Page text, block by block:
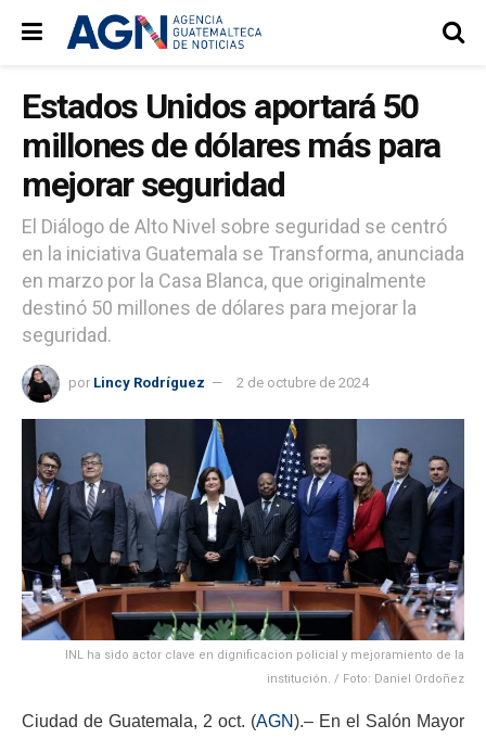
Estados Unidos aportará 50
millones de dólares más para
mejorar seguridad
El Diálogo de Alto Nivel sobre seguridad se centró
en la iniciativa Guatemala se Transforma, anunciada
en marzo por la Casa Blanca, que originalmente
destinó 50 millones de dólares para mejorar la
seguridad.
por Lincy Rodríguez 2 de octubre de 2024
INL ha sido actor clave en dignificacion policial y mejoramiento de la
institución. / Foto: Daniel Ordoñez
Ciudad de Guatemala, 2 oct. (AGN).– En el Salón Mayor